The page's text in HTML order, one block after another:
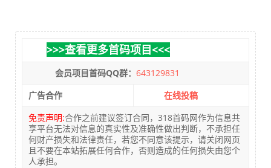
>>>查看更多首码项目<<<
会员项目首码QQ群： 643129831
广告合作
在线投稿
免责声明:合作之前建议签订合同，318首码网作为信息共
享平台无法对信息的真实性及准确性做出判断，不承担任
何财产损失和法律责任，若您不同意该提示，请关闭网页
且不要在本站拓展任何合作，否则造成的任何损失由您个
人承担。